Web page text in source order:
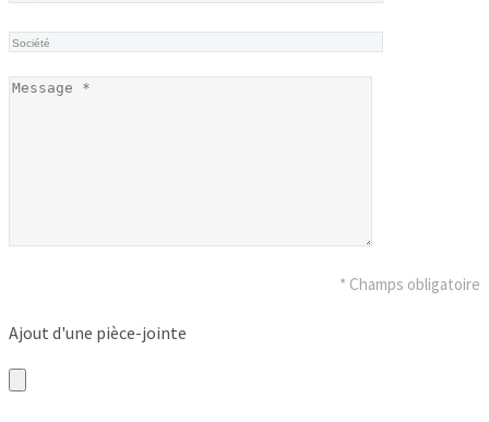
* Champs obligatoire
Ajout d'une pièce-jointe